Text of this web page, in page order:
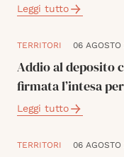
Leggi tutto
TERRITORI 06 AGOSTO
Addio al deposito
firmata l’intesa
Leggi tutto
TERRITORI 06 AGOSTO